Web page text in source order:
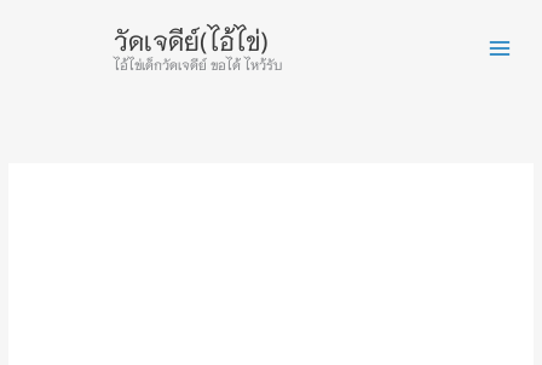
วัดเจดีย์(ไอ้ไข่)
ไอ้ไข่เด็กวัดเจดีย์ ขอได้ ไหว้รับ